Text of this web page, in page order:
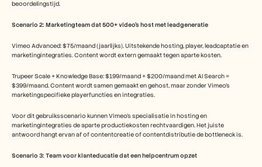
beoordelingstijd.
Scenario 2: Marketingteam dat 500+ video's host met leadgeneratie
Vimeo Advanced: $75/maand (jaarlijks). Uitstekende hosting, player, leadcaptatie en
marketingintegraties. Content wordt extern gemaakt tegen aparte kosten.
Trupeer Scale + Knowledge Base: $199/maand + $200/maand met AI Search =
$399/maand. Content wordt samen gemaakt en gehost, maar zonder Vimeo's
marketingspecifieke playerfuncties en integraties.
Voor dit gebruiksscenario kunnen Vimeo's specialisatie in hosting en
marketingintegraties de aparte productiekosten rechtvaardigen. Het juiste
antwoord hangt ervan af of contentcreatie of contentdistributie de bottleneck is.
Scenario 3: Team voor klanteducatie dat een helpcentrum opzet